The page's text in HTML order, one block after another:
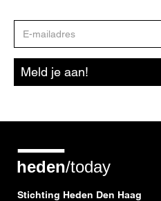
mailadres
Meld je aan!
Stichting Heden Den Haag